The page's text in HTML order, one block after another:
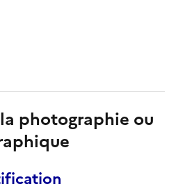
photographie ou